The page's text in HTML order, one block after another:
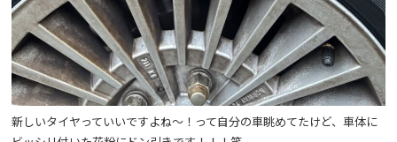
新しいタイヤっていいですよね～！って自分の車眺めてたけど、車体に